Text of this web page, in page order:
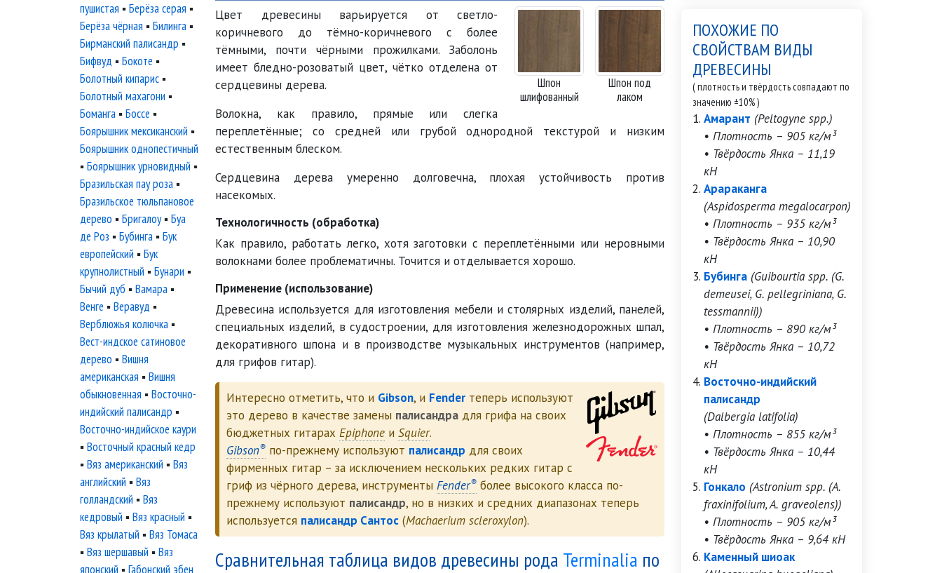
Шпон
шлифованный
Шпон под
лаком
Цвет древесины варьируется от светло-
коричневого до тёмно-коричневого с более
тёмными, почти чёрными прожилками. Заболонь
имеет бледно-розоватый цвет, чётко отделена от
сердцевины дерева.
Волокна, как правило, прямые или слегка
переплетённые; со средней или грубой однородной текстурой и низким
естественным блеском.
Сердцевина дерева умеренно долговечна, плохая устойчивость против
насекомых.
Технологичность (обработка)
Как правило, работать легко, хотя заготовки с переплетёнными или неровными
волокнами более проблематичны. Точится и отделывается хорошо.
Применение (использование)
Древесина используется для изготовления мебели и столярных изделий, панелей,
специальных изделий, в судостроении, для изготовления железнодорожных шпал,
декоративного шпона и в производстве музыкальных инструментов (например,
для грифов гитар).
Интересно отметить, что и Gibson, и Fender теперь используют
это дерево в качестве замены палисандра для грифа на своих
бюджетных гитарах Epiphone и Squier.
Gibson® по-прежнему используют палисандр для своих
фирменных гитар – за исключением нескольких редких гитар с
гриф из чёрного дерева, инструменты Fender® более высокого класса по-
прежнему используют палисандр, но в низких и средних диапазонах теперь
используется палисандр Сантос (Machaerium scleroxylon).
Сравнительная таблица видов древесины рода Terminalia по
пушистая ▪Берёза серая ▪
Берёза чёрная ▪Билинга ▪
Бирманский палисандр ▪
Бифвуд ▪Бокоте ▪
Болотный кипарис ▪
Болотный махагони ▪
Боманга ▪Боссе ▪
Боярышник мексиканский ▪
Боярышник однопестичный
▪Боярышник урновидный ▪
Бразильская пау роза ▪
Бразильское тюльпановое
дерево ▪Бригалоу▪Буа
де Роз ▪Бубинга ▪Бук
европейский ▪Бук
крупнолистный ▪Бунари ▪
Бычий дуб ▪Вамара ▪
Венге ▪Веравуд ▪
Верблюжья колючка ▪
Вест-индское сатиновое
дерево ▪Вишня
американская ▪Вишня
обыкновенная ▪Восточно-
индийский палисандр ▪
Восточно-индийское каури
▪Восточный красный кедр
▪Вяз американский ▪Вяз
английский ▪Вяз
голландский ▪Вяз
кедровый ▪Вяз красный ▪
Вяз крылатый ▪Вяз Томаса
▪Вяз шершавый ▪Вяз
японский ▪Габонский эбен
ПОХОЖИЕ ПО
СВОЙСТВАМ ВИДЫ
ДРЕВЕСИНЫ
( плотность и твёрдость совпадают по
значению ±10% )
Амарант (Peltogyne spp.)
• Плотность – 905 кг/м³
• Твёрдость Янка – 11,19
кН
Арараканга
(Aspidosperma megalocarpon)
• Плотность – 935 кг/м³
• Твёрдость Янка – 10,90
кН
Бубинга (Guibourtia spp. (G.
demeusei, G. pellegriniana, G.
tessmannii))
• Плотность – 890 кг/м³
• Твёрдость Янка – 10,72
кН
Восточно-индийский
палисандр
(Dalbergia latifolia)
• Плотность – 855 кг/м³
• Твёрдость Янка – 10,44
кН
Гонкало (Astronium spp. (A.
fraxinifolium, A. graveolens))
• Плотность – 905 кг/м³
• Твёрдость Янка – 9,64 кН
Каменный шиоак